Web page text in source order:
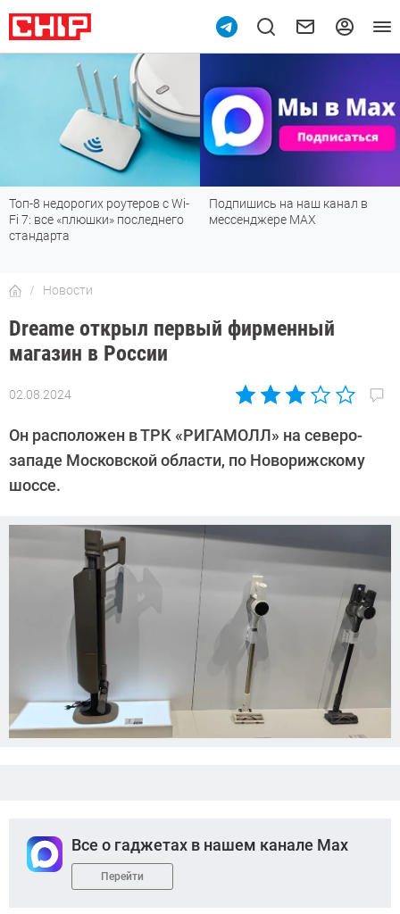
Топ-8 недорогих роутеров с Wi-
Fi 7: все «плюшки» последнего
стандарта
Подпишись на наш канал в
мессенджере МАХ
Новости
Dreame открыл первый фирменный
магазин в России
02.08.2024
Автор:
Иванов
Он расположен в ТРК «РИГАМОЛЛ» на северо-
западе Московской области, по Новорижскому
шоссе.
Все о гаджетах в нашем канале Max
Перейти